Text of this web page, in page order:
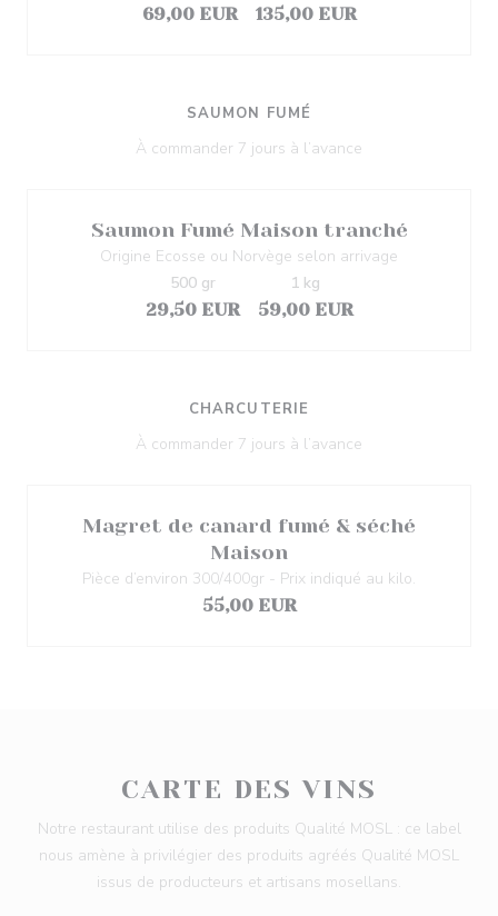
69,00 EUR
135,00 EUR
SAUMON FUMÉ
À commander 7 jours à l’avance
Saumon Fumé Maison tranché
Origine Ecosse ou Norvège selon arrivage
29,50 EUR
500 gr
59,00 EUR
1 kg
CHARCUTERIE
À commander 7 jours à l’avance
Magret de canard fumé & séché
Maison
Pièce d’environ 300/400gr - Prix indiqué au kilo.
55,00 EUR
CARTE DES VINS
Notre restaurant utilise des produits Qualité MOSL : ce label
nous amène à privilégier des produits agréés Qualité MOSL
issus de producteurs et artisans mosellans.